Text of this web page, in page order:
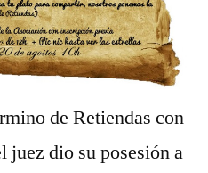
de Retiendas con
juez dio su posesión a